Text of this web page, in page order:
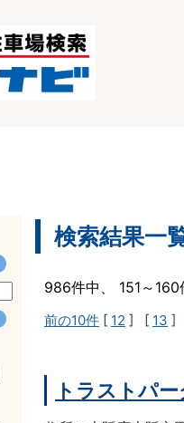
検索結果一
986件中、 151～
前の10件 [ 12 ] [ 13 ]
トラストパ